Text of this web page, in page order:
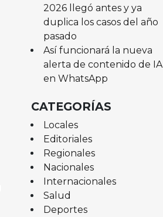
2026 llegó antes y ya
duplica los casos del año
pasado
Así funcionará la nueva
alerta de contenido de IA
en WhatsApp
CATEGORÍAS
Locales
Editoriales
Regionales
Nacionales
Internacionales
Salud
Deportes